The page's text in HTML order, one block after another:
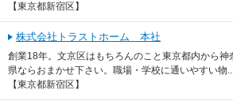
【東京都新宿区】
株式会社トラストホーム 本社
創業18年。文京区はもちろんのこと東京都内から神
県ならおまかせ下さい。職場・学校に通いやすい物...
【東京都新宿区】